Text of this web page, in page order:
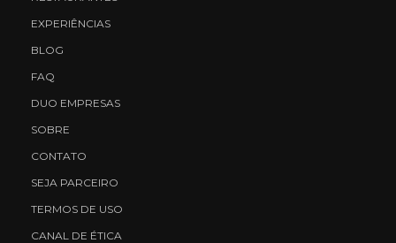
EXPERIÊNCIAS
BLOG
FAQ
DUO EMPRESAS
SOBRE
CONTATO
SEJA PARCEIRO
TERMOS DE USO
CANAL DE ÉTICA